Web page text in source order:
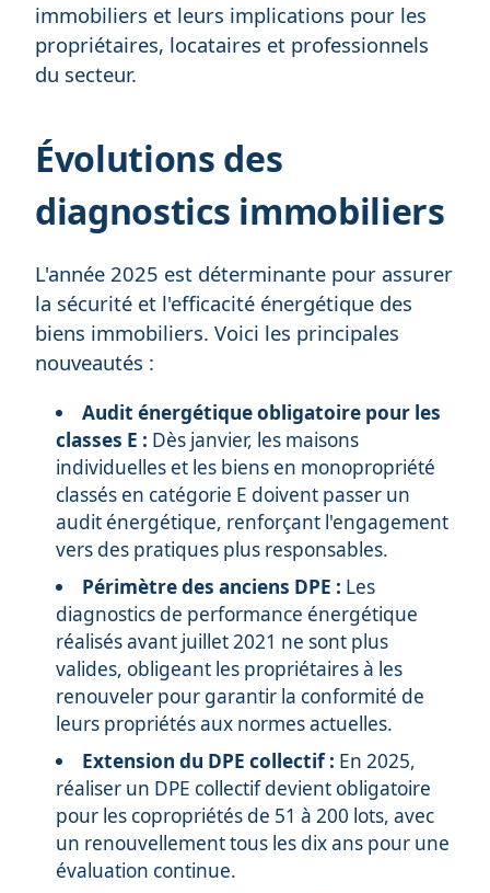
immobiliers et leurs implications pour les
propriétaires, locataires et professionnels
du secteur.
Évolutions des
diagnostics immobiliers
L'année 2025 est déterminante pour assurer
la sécurité et l'efficacité énergétique des
biens immobiliers. Voici les principales
nouveautés :
Audit énergétique obligatoire pour les
classes E : Dès janvier, les maisons
individuelles et les biens en monopropriété
classés en catégorie E doivent passer un
audit énergétique, renforçant l'engagement
vers des pratiques plus responsables.
Périmètre des anciens DPE : Les
diagnostics de performance énergétique
réalisés avant juillet 2021 ne sont plus
valides, obligeant les propriétaires à les
renouveler pour garantir la conformité de
leurs propriétés aux normes actuelles.
Extension du DPE collectif : En 2025,
réaliser un DPE collectif devient obligatoire
pour les copropriétés de 51 à 200 lots, avec
un renouvellement tous les dix ans pour une
évaluation continue.